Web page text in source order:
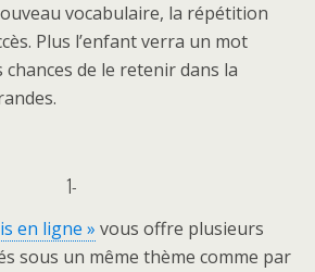
vocabulaire, la répétition
Plus l’enfant verra un mot
de le retenir dans la
1-
en ligne » vous offre plusieurs
sous un même thème comme par